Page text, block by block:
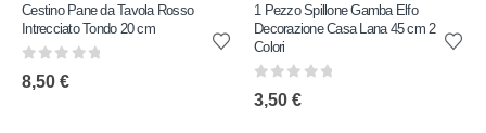
Cestino Pane da Tavola Rosso
Intrecciato Tondo 20 cm
0 out of 5
8,50 €
1 Pezzo Spillone Gamba Elfo
Decorazione Casa Lana 45 cm 2
Colori
0 out of 5
3,50 €